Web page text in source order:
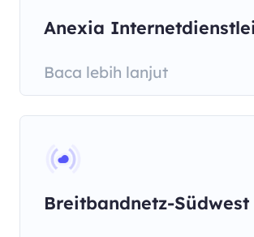
Anexia
Baca lebih lanjut
Breitbandnetz-Südwest